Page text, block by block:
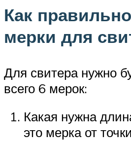
Как
мерки для
Для свитера нужно
всего 6 мерок:
Какая нужна
это мерка от